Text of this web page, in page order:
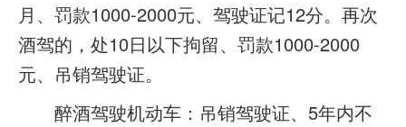
月、罚款1000-2000元、驾驶证记12分。再次
酒驾的，处10日以下拘留、罚款1000-2000
元、吊销驾驶证。
醉酒驾驶机动车：吊销驾驶证、5年内不